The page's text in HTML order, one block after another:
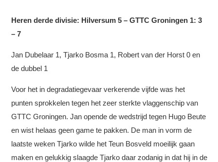
Heren derde divisie: Hilversum 5 – GTTC Groningen 1: 3
– 7
Jan Dubelaar 1, Tjarko Bosma 1, Robert van der Horst 0 en
de dubbel 1
Voor het in degradatiegevaar verkerende vijfde was het
punten sprokkelen tegen het zeer sterkte vlaggenschip van
GTTC Groningen. Jan opende de wedstrijd tegen Hugo Beute
en wist helaas geen game te pakken. De man in vorm de
laatste weken Tjarko wilde het Teun Bosveld moeilijk gaan
maken en gelukkig slaagde Tjarko daar zodanig in dat hij in de